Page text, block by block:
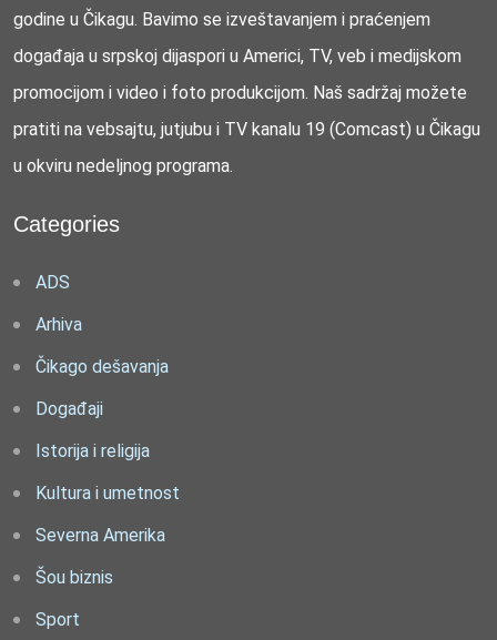
godine u Čikagu. Bavimo se izveštavanjem i praćenjem
događaja u srpskoj dijaspori u Americi, TV, veb i medijskom
promocijom i video i foto produkcijom. Naš sadržaj možete
pratiti na vebsajtu, jutjubu i TV kanalu 19 (Comcast) u Čikagu
u okviru nedeljnog programa.
Categories
ADS
Arhiva
Čikago dešavanja
Događaji
Istorija i religija
Kultura i umetnost
Severna Amerika
Šou biznis
Sport